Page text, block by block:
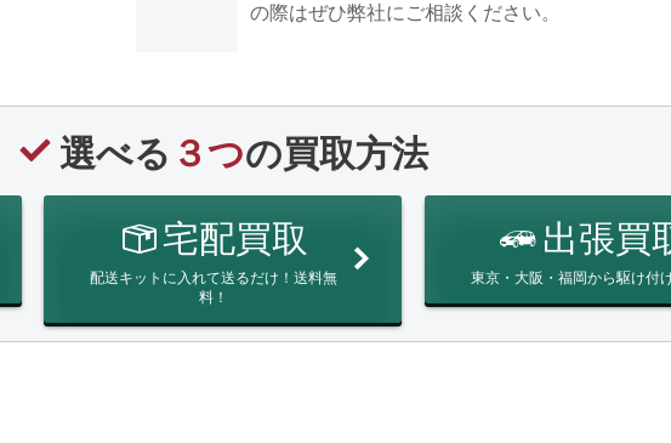
の際はぜひ弊社にご相談ください。
選べる ３つの買取方法
宅配買取
配送キットに入れて送るだけ！送料無
料！
出張買
東京・大阪・福岡から駆け付